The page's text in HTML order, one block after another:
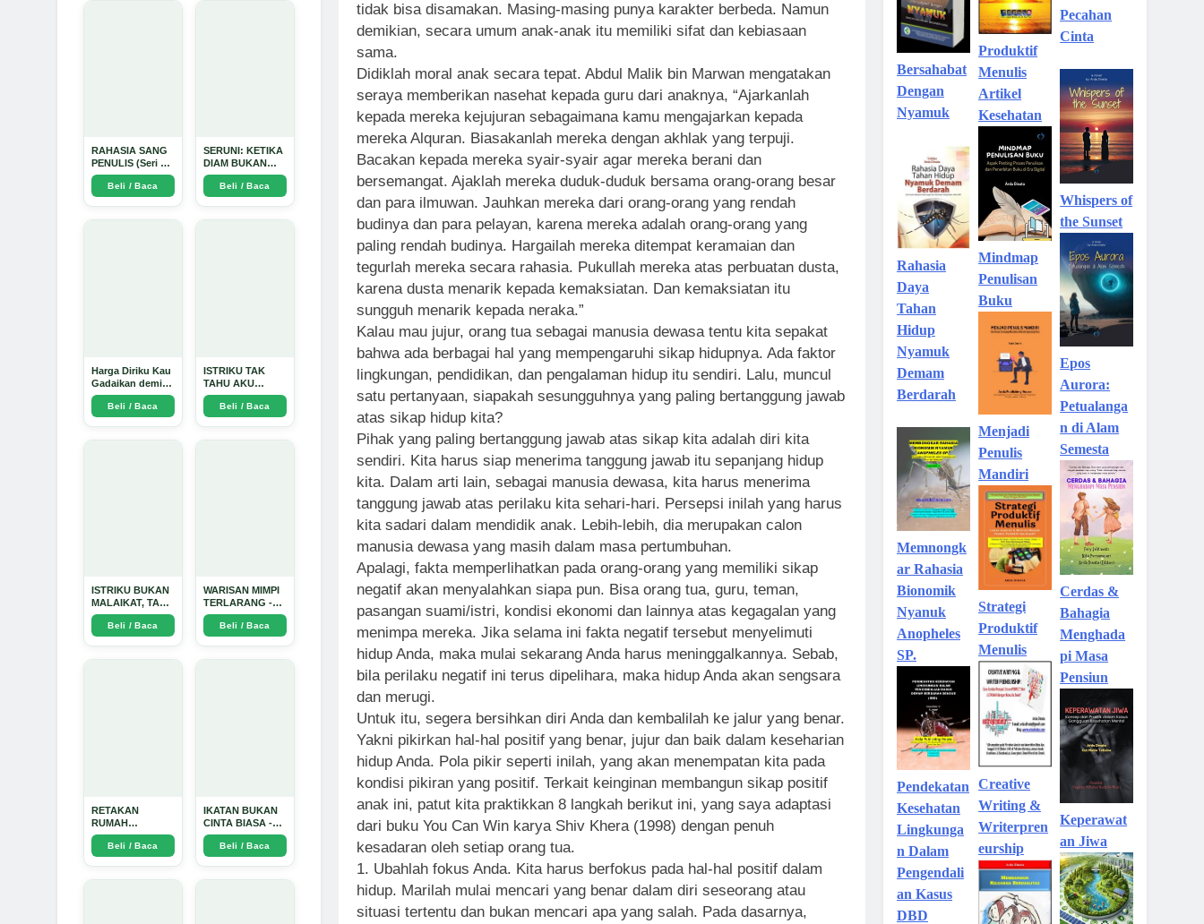
RAHASIA SANG
PENULIS (Seri 1)
- Arda Dinata
Beli / Baca
SERUNI: KETIKA
DIAM BUKAN
LAGI PILIHAN -
Arda Dinata
Beli / Baca
Harga Diriku Kau
Gadaikan demi
Perempuan Itu -
Arda Dinata
Beli / Baca
ISTRIKU TAK
TAHU AKU
PENGUSAHA
EMAS - Arda
Dinata
Beli / Baca
ISTRIKU BUKAN
MALAIKAT, TAPI
AKU JUGA
TIDAK SUCI -
Beli / Baca
WARISAN MIMPI
TERLARANG -
Arda Dinata
Beli / Baca
RETAKAN
RUMAH
TANGGA:
Sebuah
Perjalanan
Beli / Baca
IKATAN BUKAN
CINTA BIASA -
Arda Dinata
Beli / Baca
tidak bisa disamakan. Masing-masing punya karakter berbeda. Namun
demikian, secara umum anak-anak itu memiliki sifat dan kebiasaan
sama.
Didiklah moral anak secara tepat. Abdul Malik bin Marwan mengatakan
seraya memberikan nasehat kepada guru dari anaknya, “Ajarkanlah
kepada mereka kejujuran sebagaimana kamu mengajarkan kepada
mereka Alquran. Biasakanlah mereka dengan akhlak yang terpuji.
Bacakan kepada mereka syair-syair agar mereka berani dan
bersemangat. Ajaklah mereka duduk-duduk bersama orang-orang besar
dan para ilmuwan. Jauhkan mereka dari orang-orang yang rendah
budinya dan para pelayan, karena mereka adalah orang-orang yang
paling rendah budinya. Hargailah mereka ditempat keramaian dan
tegurlah mereka secara rahasia. Pukullah mereka atas perbuatan dusta,
karena dusta menarik kepada kemaksiatan. Dan kemaksiatan itu
sungguh menarik kepada neraka.”
Kalau mau jujur, orang tua sebagai manusia dewasa tentu kita sepakat
bahwa ada berbagai hal yang mempengaruhi sikap hidupnya. Ada faktor
lingkungan, pendidikan, dan pengalaman hidup itu sendiri. Lalu, muncul
satu pertanyaan, siapakah sesungguhnya yang paling bertanggung jawab
atas sikap hidup kita?
Pihak yang paling bertanggung jawab atas sikap kita adalah diri kita
sendiri. Kita harus siap menerima tanggung jawab itu sepanjang hidup
kita. Dalam arti lain, sebagai manusia dewasa, kita harus menerima
tanggung jawab atas perilaku kita sehari-hari. Persepsi inilah yang harus
kita sadari dalam mendidik anak. Lebih-lebih, dia merupakan calon
manusia dewasa yang masih dalam masa pertumbuhan.
Apalagi, fakta memperlihatkan pada orang-orang yang memiliki sikap
negatif akan menyalahkan siapa pun. Bisa orang tua, guru, teman,
pasangan suami/istri, kondisi ekonomi dan lainnya atas kegagalan yang
menimpa mereka. Jika selama ini fakta negatif tersebut menyelimuti
hidup Anda, maka mulai sekarang Anda harus meninggalkannya. Sebab,
bila perilaku negatif ini terus dipelihara, maka hidup Anda akan sengsara
dan merugi.
Untuk itu, segera bersihkan diri Anda dan kembalilah ke jalur yang benar.
Yakni pikirkan hal-hal positif yang benar, jujur dan baik dalam keseharian
hidup Anda. Pola pikir seperti inilah, yang akan menempatan kita pada
kondisi pikiran yang positif. Terkait keinginan membangun sikap positif
anak ini, patut kita praktikkan 8 langkah berikut ini, yang saya adaptasi
dari buku You Can Win karya Shiv Khera (1998) dengan penuh
kesadaran oleh setiap orang tua.
1. Ubahlah fokus Anda. Kita harus berfokus pada hal-hal positif dalam
hidup. Marilah mulai mencari yang benar dalam diri seseorang atau
situasi tertentu dan bukan mencari apa yang salah. Pada dasarnya,
Bersahabat
Dengan
Nyamuk
Rahasia
Daya
Tahan
Hidup
Nyamuk
Demam
Berdarah
Memnongk
ar Rahasia
Bionomik
Nyanuk
Anopheles
SP.
Pendekatan
Kesehatan
Lingkunga
n Dalam
Pengendali
an Kasus
DBD
Produktif
Menulis
Artikel
Kesehatan
Mindmap
Penulisan
Buku
Menjadi
Penulis
Mandiri
Strategi
Produktif
Menulis
Creative
Writing &
Writerpren
eurship
Pecahan
Cinta
Whispers of
the Sunset
Epos
Aurora:
Petualanga
n di Alam
Semesta
Cerdas &
Bahagia
Menghada
pi Masa
Pensiun
Keperawat
an Jiwa